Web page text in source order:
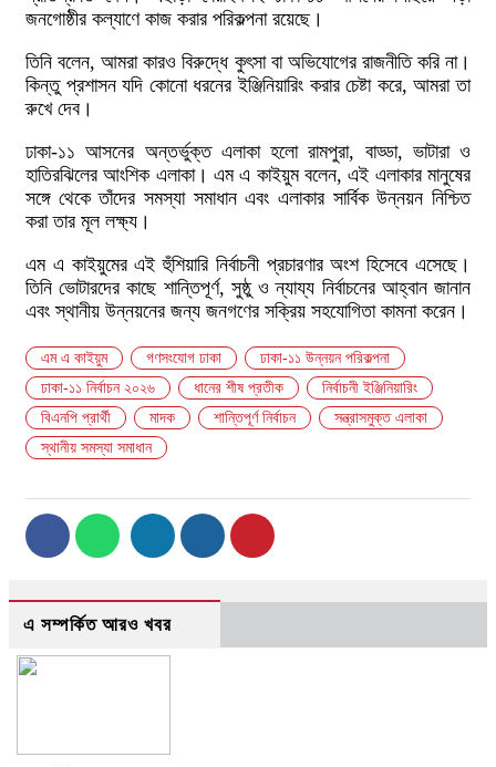
জনগোষ্ঠীর কল্যাণে কাজ করার পরিকল্পনা রয়েছে।
তিনি বলেন, আমরা কারও বিরুদ্ধে কুৎসা বা অভিযোগের রাজনীতি করি না।
কিন্তু প্রশাসন যদি কোনো ধরনের ইঞ্জিনিয়ারিং করার চেষ্টা করে, আমরা তা
রুখে দেব।
ঢাকা-১১ আসনের অন্তর্ভুক্ত এলাকা হলো রামপুরা, বাড্ডা, ভাটারা ও
হাতিরঝিলের আংশিক এলাকা। এম এ কাইয়ুম বলেন, এই এলাকার মানুষের
সঙ্গে থেকে তাঁদের সমস্যা সমাধান এবং এলাকার সার্বিক উন্নয়ন নিশ্চিত
করা তার মূল লক্ষ্য।
এম এ কাইয়ুমের এই হুঁশিয়ারি নির্বাচনী প্রচারণার অংশ হিসেবে এসেছে।
তিনি ভোটারদের কাছে শান্তিপূর্ণ, সুষ্ঠু ও ন্যায্য নির্বাচনের আহ্বান জানান
এবং স্থানীয় উন্নয়নের জন্য জনগণের সক্রিয় সহযোগিতা কামনা করেন।
এম এ কাইয়ুম গণসংযোগ ঢাকা
ঢাকা-১১ উন্নয়ন পরিকল্পনা
ঢাকা-১১ নির্বাচন ২০২৬
ধানের শীষ প্রতীক
নির্বাচনী ইঞ্জিনিয়ারিং
বিএনপি প্রার্থী
মাদক শান্তিপূর্ণ নির্বাচন
সন্ত্রাসমুক্ত এলাকা
স্থানীয় সমস্যা সমাধান
এ সম্পর্কিত আরও খবর